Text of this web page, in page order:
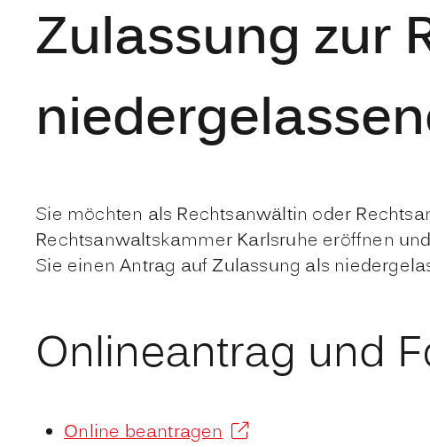
Zulassung zur
Sie möchten als Rechtsanwältin oder
Rechtsanwaltskammer Karlsruhe eröffnen
Sie einen Antrag auf Zulassung als
Onlineantrag und
Online beantragen